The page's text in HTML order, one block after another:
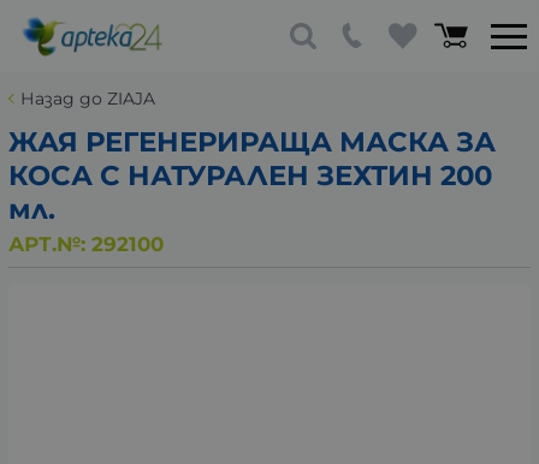
Назад до ZIAJA
ЖАЯ РЕГЕНЕРИРАЩА МАСКА ЗА
КОСА С НАТУРАЛЕН ЗЕХТИН 200
мл.
АРТ.№: 292100